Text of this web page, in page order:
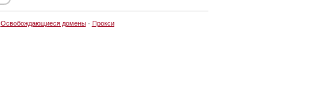
Освобождающиеся домены· Прокси